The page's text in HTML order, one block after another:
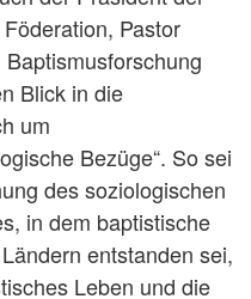
Pastor
Blick in die
um
Bezüge“. So sei
des soziologischen
in dem baptistische
entstanden sei,
Leben und die